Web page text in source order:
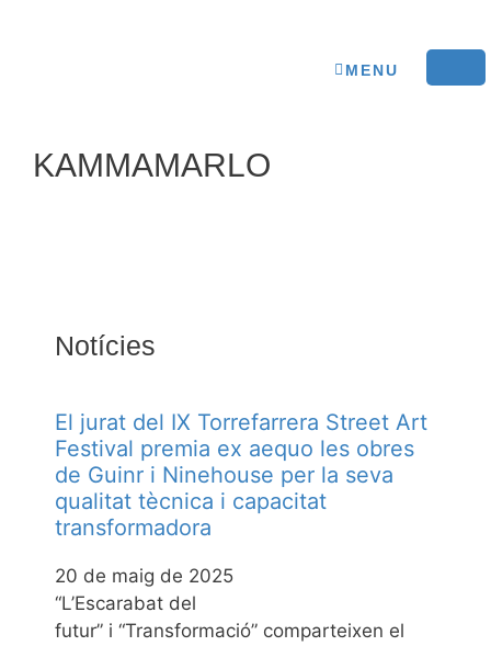
MENU
KAMMAMARLO
Notícies
El jurat del IX Torrefarrera Street Art
Festival premia ex aequo les obres
de Guinr i Ninehouse per la seva
qualitat tècnica i capacitat
transformadora
20 de maig de 2025
“L’Escarabat del
futur” i “Transformació” comparteixen el